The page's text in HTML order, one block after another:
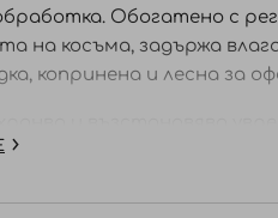
Обогатено с
на косъма, задържа
копринена и лесна за
термозащита до 230°C
Нанесете 2–3